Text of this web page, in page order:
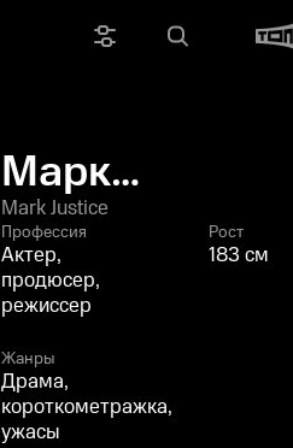
Марк
Джастис
Mark Justice
Профессия
Актер,
продюсер,
режиссер
Рост
183 см
Жанры
Драма,
короткометражка,
ужасы